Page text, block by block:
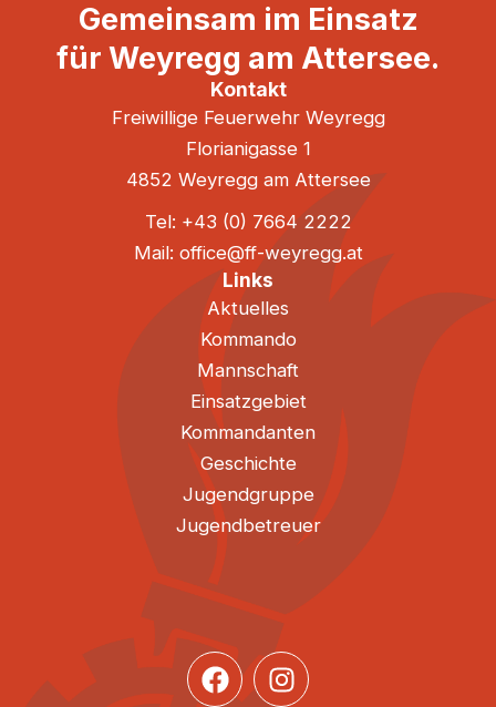
Gemeinsam im Einsatz
für Weyregg am Attersee.
Kontakt
Freiwillige Feuerwehr Weyregg
Florianigasse 1
4852 Weyregg am Attersee
Tel: +43 (0) 7664 2222
Mail: office@ff-weyregg.at
Links
Aktuelles
Kommando
Mannschaft
Einsatzgebiet
Kommandanten
Geschichte
Jugendgruppe
Jugendbetreuer